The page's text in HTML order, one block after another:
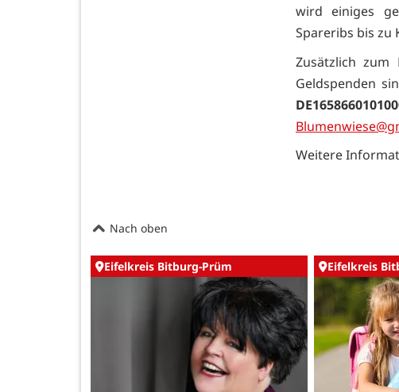
wird einiges
Spareribs bis zu
Zusätzlich zum
Geldspenden
Weitere
Nach oben
Eifelkreis Bitburg-Prüm Eifelkreis